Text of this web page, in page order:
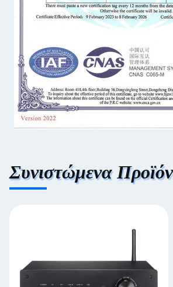
Συνιστώμενα